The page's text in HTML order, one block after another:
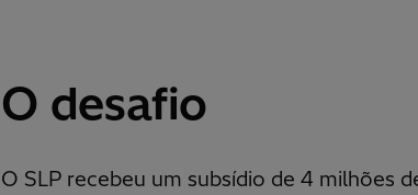
O desafio
O SLP recebeu um subsídio de 4 milhões